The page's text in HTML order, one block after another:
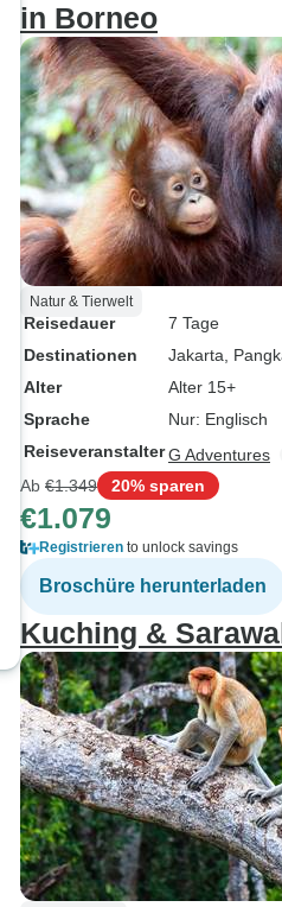
in Borneo
Natur & Tierwelt
Reisedauer
7 Tage
Destinationen
Jakarta ,
Alter
Alter 15+
Sprache
Nur: Englisch
ReiseveranstalterG Adventures
Ab €1.349 20% sparen
€1.079
Registrieren to unlock savings
Broschüre herunterladen
Kuching &